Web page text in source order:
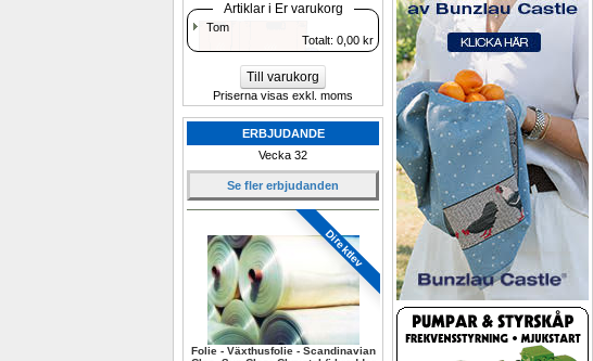
Artiklar i Er varukorg
Tom
Totalt: 0,00 kr
Till varukorg
Priserna visas exkl. moms
ERBJUDANDE
Vecka 32
Se fler erbjudanden
Direktlev
Folie - Växthusfolie - Scandinavian